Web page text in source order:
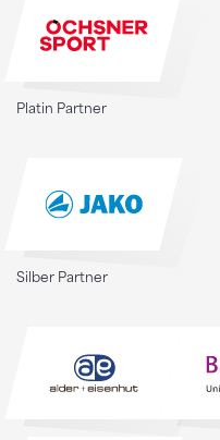
Platin Partner
Silber Partner